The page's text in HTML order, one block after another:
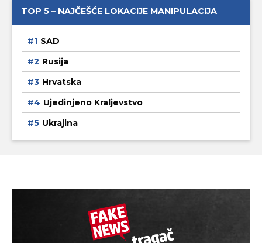
TOP 5 – NAJČEŠĆE LOKACIJE MANIPULACIJA
SAD
Rusija
Hrvatska
Ujedinjeno Kraljevstvo
Ukrajina